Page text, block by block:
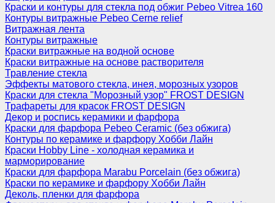
Краски и контуры для стекла под обжиг Pebeo Vitrea 160
Контуры витражные Pebeo Cerne relief
Витражная лента
Контуры витражные
Краски витражные на водной основе
Краски витражные на основе растворителя
Травление стекла
Эффекты матового стекла, инея, морозных узоров
Краски для стекла "Морозный узор" FROST DESIGN
Трафареты для красок FROST DESIGN
Декор и роспись керамики и фарфора
Краски для фарфора Pebeo Ceramic (без обжига)
Контуры по керамике и фарфору Хобби Лайн
Краски Hobby Line - холодная керамика и
марморирование
Краски для фарфора Marabu Porcelain (без обжига)
Краски по керамике и фарфору Хобби Лайн
Деколь, пленки для фарфора